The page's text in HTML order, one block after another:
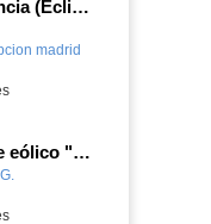
Madrid es Ciencia (Eclipse) - Parte 2
madrid
Visita a parque eólico "Las Navas del Marqués"